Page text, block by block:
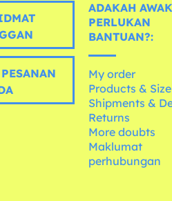
ADAKAH AWAK
PERLUKAN
BANTUAN?:
My order
Products &
Shipments &
Returns
More doubts
Maklumat
perhubungan